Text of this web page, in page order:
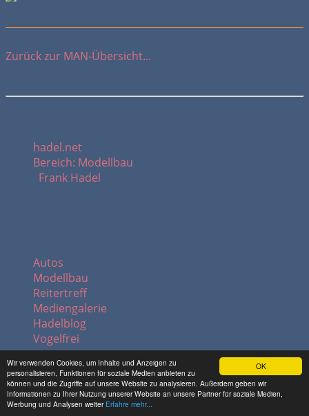
OK
Wir verwenden Cookies, um Inhalte und Anzeigen zu
personalisieren, Funktionen für soziale Medien anbieten zu
können und die Zugriffe auf unsere Website zu analysieren. Außerdem geben wir
Informationen zu Ihrer Nutzung unserer Website an unsere Partner für soziale Medien,
Werbung und Analysen weiter Erfahre mehr...
Zurück zur MAN-Übersicht...
hadel.net
Bereich: Modellbau
Frank Hadel
Autos
Modellbau
Reitertreff
Mediengalerie
Hadelblog
Vogelfrei
letzte Modellbau-Updates: